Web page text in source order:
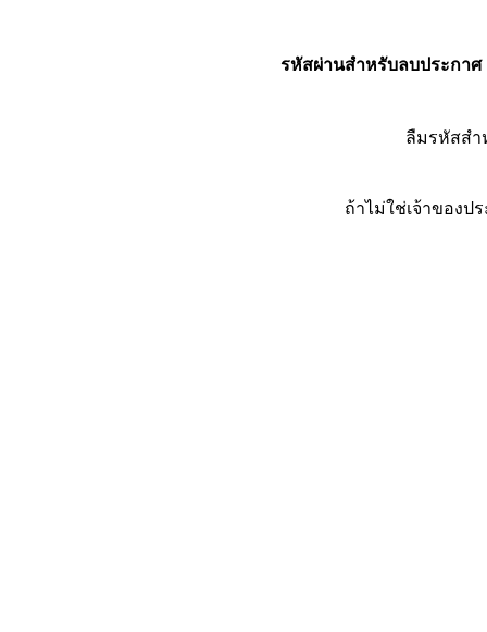
รหัสผ่านสำหรับลบประกาศ
ลืมรหัสส
ถ้าไม่ใช่เจ้าของป